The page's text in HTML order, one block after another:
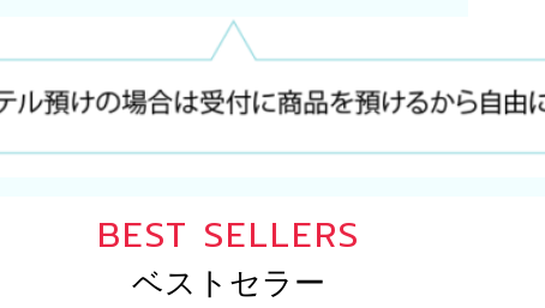
BEST SELLERS
ベストセラー